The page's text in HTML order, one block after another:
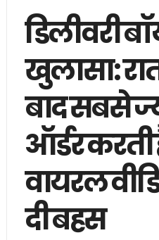
डिलीवरी
खुलासा:
बाद सबसे
ऑर्डर
वायरल
दी बहस